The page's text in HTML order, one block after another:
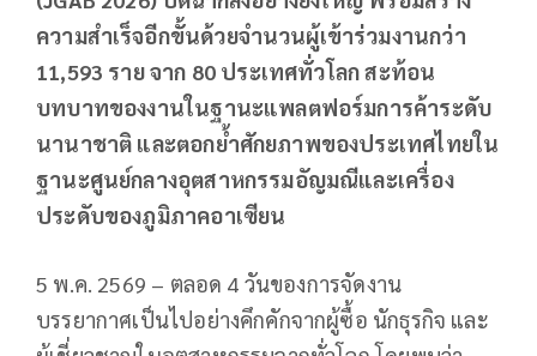
ความสำเร็จอีกขั้นด้วยจำนวนผู้เข้าร่วมงานกว่า
11,593 ราย จาก 80 ประเทศทั่วโลก สะท้อน
บทบาทของงานในฐานะแพลตฟอร์มการค้าระดับ
นานาชาติ และตอกย้ำศักยภาพของประเทศไทยใน
ฐานะศูนย์กลางอุตสาหกรรมอัญมณีและเครื่อง
ประดับของภูมิภาคอาเซียน
5 พ.ค. 2569 – ตลอด 4 วันของการจัดงาน
บรรยากาศเป็นไปอย่างคึกคักจากผู้ซื้อ นักธุรกิจ และ